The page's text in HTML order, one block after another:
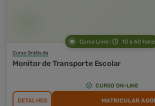
Curso Livre 10 a 60
Curso Grátis de
Monitor de Transporte Escolar
CURSO ON-LINE
DETALHES MATRICULAR